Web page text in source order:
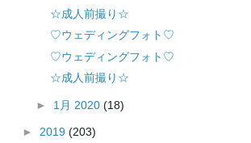
☆成人前撮り☆
♡ウェディングフォト♡
♡ウェディングフォト♡
☆成人前撮り☆
► 1月 2020 (18)
► 2019 (203)